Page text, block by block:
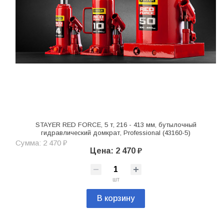
STAYER RED FORCE, 5 т, 216 - 413 мм, бутылочный
гидравлический домкрат, Professional (43160-5)
Сумма: 2 470 ₽
Цена: 2 470 ₽
шт
В корзину